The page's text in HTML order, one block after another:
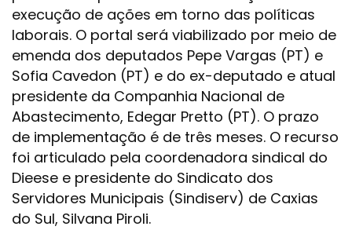
execução de ações em torno das políticas
laborais. O portal será viabilizado por meio de
emenda dos deputados Pepe Vargas (PT) e
Sofia Cavedon (PT) e do ex-deputado e atual
presidente da Companhia Nacional de
Abastecimento, Edegar Pretto (PT). O prazo
de implementação é de três meses. O recurso
foi articulado pela coordenadora sindical do
Dieese e presidente do Sindicato dos
Servidores Municipais (Sindiserv) de Caxias
do Sul, Silvana Piroli.